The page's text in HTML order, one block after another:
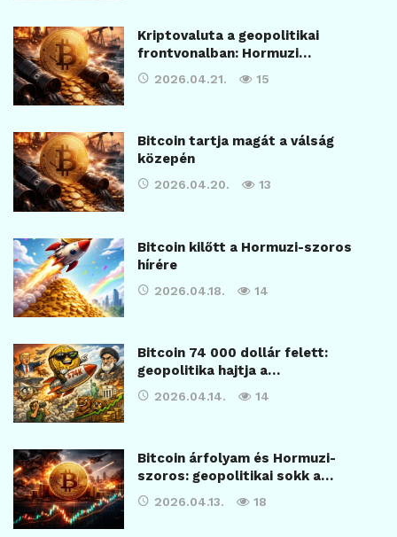
Kriptovaluta a geopolitikai
frontvonalban: Hormuzi…
2026.04.21. 15
Bitcoin tartja magát a válság
közepén
2026.04.20. 13
Bitcoin kilőtt a Hormuzi-szoros
hírére
2026.04.18. 14
Bitcoin 74 000 dollár felett:
geopolitika hajtja a…
2026.04.14. 14
Bitcoin árfolyam és Hormuzi-
szoros: geopolitikai sokk a…
2026.04.13. 18